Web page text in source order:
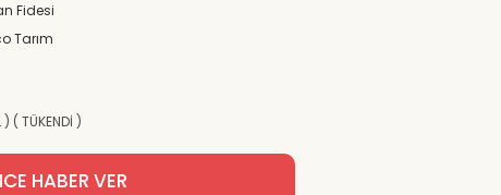
Fidesi
Tarım
( TÜKENDİ )
HABER VER